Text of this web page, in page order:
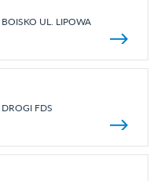
BOISKO UL. LIPOWA
DROGI FDS